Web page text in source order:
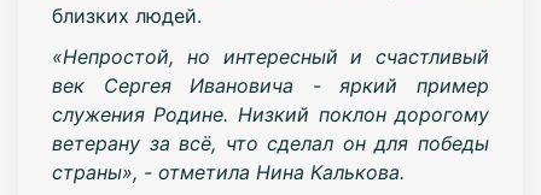
близких людей.
«Непростой, но интересный и счастливый
век Сергея Ивановича - яркий пример
служения Родине. Низкий поклон дорогому
ветерану за всё, что сделал он для победы
страны», - отметила Нина Калькова.